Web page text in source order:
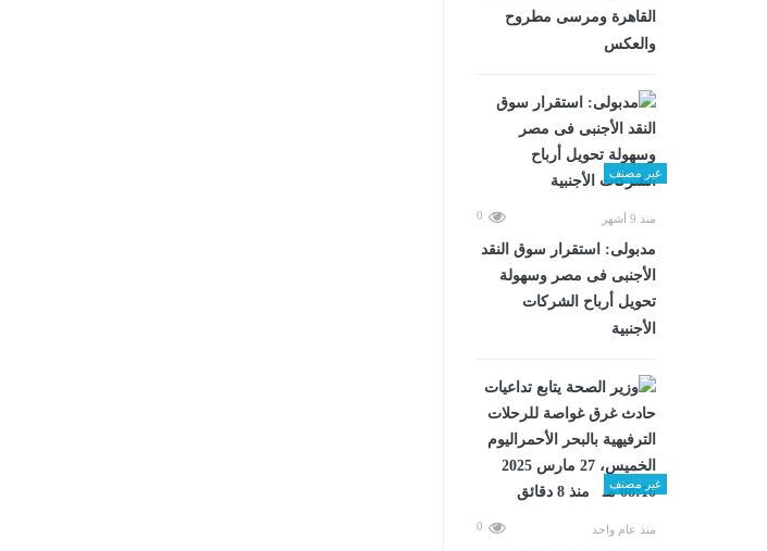
القاهرة ومرسى مطروح
والعكس
غير مصنف
منذ 9 أشهر 0
مدبولى: استقرار سوق النقد
الأجنبى فى مصر وسهولة
تحويل أرباح الشركات
الأجنبية
غير مصنف
منذ عام واحد 0